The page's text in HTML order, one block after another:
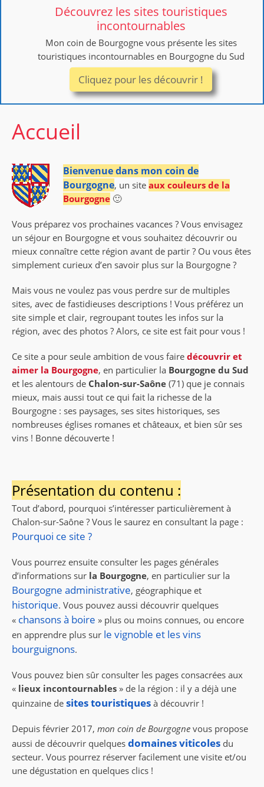
Découvrez les sites touristiques
incontournables
Mon coin de Bourgogne vous présente les sites
touristiques incontournables en Bourgogne du Sud
Cliquez pour les découvrir !
Accueil
Bienvenuedans mon coin de
Bourgogne, un siteaux couleurs de la
Bourgogne 🙂
Vous préparez vos prochaines vacances ? Vous envisagez
un séjour en Bourgogne et vous souhaitez découvrir ou
mieux connaître cette région avant de partir ? Ou vous êtes
simplement curieux d’en savoir plus sur la Bourgogne ?
Mais vous ne voulez pas vous perdre sur de multiples
sites, avec de fastidieuses descriptions ! Vous préférez un
site simple et clair, regroupant toutes les infos sur la
région, avec des photos ? Alors, ce site est fait pour vous !
Ce site a pour seule ambition de vous fairedécouvrir et
aimer la Bourgogne, en particulier la Bourgogne du Sud
et les alentours de Chalon-sur-Saône(71) que je connais
mieux, mais aussi tout ce qui fait la richesse de la
Bourgogne : ses paysages, ses sites historiques, ses
nombreuses églises romanes et châteaux, et bien sûr ses
vins ! Bonne découverte !
Présentation du contenu :
Tout d’abord, pourquoi s’intéresser particulièrement à
Chalon-sur-Saône ? Vous le saurez en consultant la page :
Pourquoi ce site ?
Vous pourrez ensuite consulter les pages générales
d’informations sur la Bourgogne, en particulier sur la
Bourgogne administrative, géographique et
historique. Vous pouvez aussi découvrir quelques
« chansons à boire » plus ou moins connues, ou encore
en apprendre plus sur le vignoble et les vins
bourguignons.
Vous pouvez bien sûr consulter les pages consacrées aux
« lieux incontournables» de la région : il y a déjà une
quinzaine desites touristiquesà découvrir !
Depuis février 2017, mon coin de Bourgognevous propose
aussi de découvrir quelquesdomaines viticoles du
secteur. Vous pourrez réserver facilement une visite et/ou
une dégustation en quelques clics !